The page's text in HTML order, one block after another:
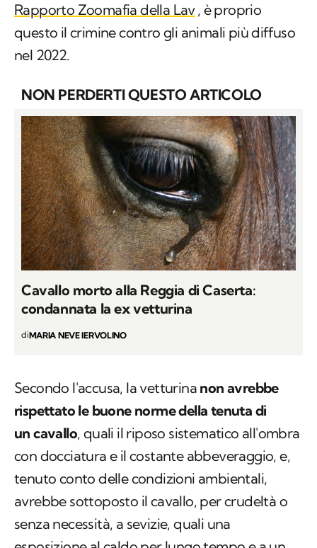
Rapporto Zoomafia della Lav, è proprio
questo il crimine contro gli animali più diffuso
nel 2022.
NON PERDERTI QUESTO ARTICOLO
Cavallo morto alla Reggia di Caserta:
condannata la ex vetturina
diMARIA NEVE IERVOLINO
Secondo l'accusa, la vetturina non avrebbe
rispettato le buone norme della tenuta di
un cavallo, quali il riposo sistematico all'ombra
con docciatura e il costante abbeveraggio, e,
tenuto conto delle condizioni ambientali,
avrebbe sottoposto il cavallo, per crudeltà o
senza necessità, a sevizie, quali una